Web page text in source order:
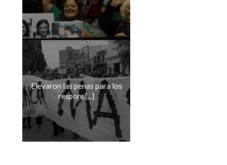
Elevaron las penas para los
respons[...]